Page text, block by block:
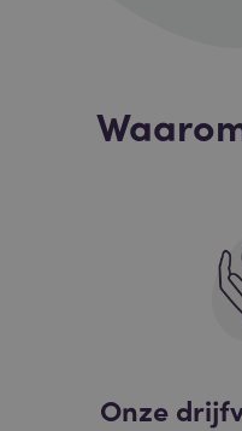
Onze